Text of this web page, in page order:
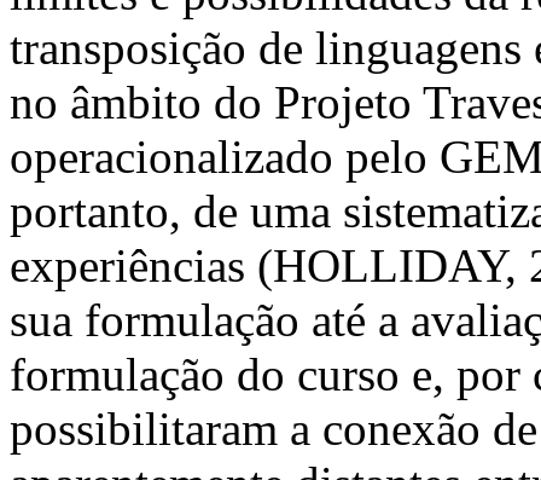
transposição de
no âmbito do Projeto
operacionalizado pelo
portanto, de uma
experiências (HOLLIDAY,
sua formulação até a
formulação do curso e, por
possibilitaram a conexão